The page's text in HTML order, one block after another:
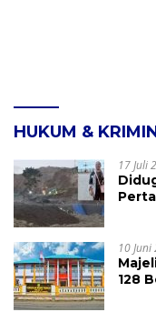
HUKUM &
17 Juli
10
128